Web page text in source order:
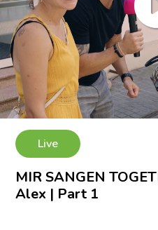
Live
MIR SANGEN
Alex | Part 1